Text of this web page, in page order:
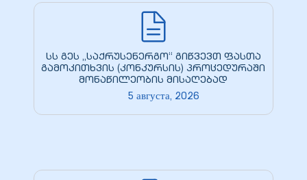
სს გეს „საქრუსენერგო“ გიწვევთ ფასთა
გამოკითხვის (კონკურსის) პროცედურაში
მონაწილეობის მისაღებად
5 августа, 2026